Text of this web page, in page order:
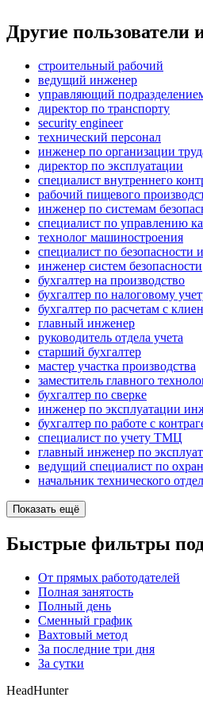
Другие пользователи
строительный рабочий
ведущий инженер
управляющий
директор по транспорту
security engineer
технический персонал
инженер по организации
директор по эксплуатации
специалист внутреннего
рабочий пищевого
инженер по системам
специалист по управлению
технолог машиностроения
специалист по безопасности
инженер систем безопасности
бухгалтер на производство
бухгалтер по налоговому
бухгалтер по расчетам с
главный инженер
руководитель отдела учета
старший бухгалтер
мастер участка производства
заместитель главного
бухгалтер по сверке
инженер по эксплуатации
бухгалтер по работе с
специалист по учету ТМЦ
главный инженер по
ведущий специалист по
начальник технического
Показать ещё
Быстрые фильтры
От прямых работодателей
Полная занятость
Полный день
Сменный график
Вахтовый метод
За последние три дня
За сутки
HeadHunter